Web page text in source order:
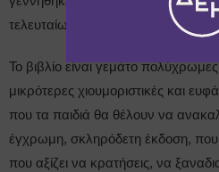
τελευταίων χρόνων.
Το βιβλίο είναι γεμάτο
μικρότερες χιουμοριστικές και
που τα παιδιά θα θέλουν να
έγχρωμη, σκληρόδετη έκδοση, που
που αξίζει να κρατήσεις, να